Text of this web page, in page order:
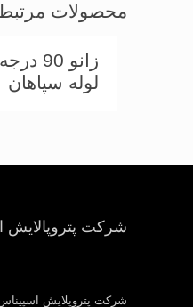
محصولات
زانو
لوله سپاهان
شرکت پتروپالایش
شرکت پتروپلایش